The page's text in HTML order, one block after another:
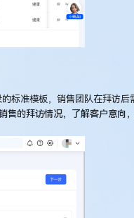
标准模板，销售团队在拜访
售的拜访情况，了解客户意向